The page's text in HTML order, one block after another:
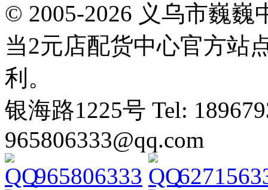
© 2005-2026 义乌市巍
当2元店配货中心官方站
利。
银海路1225号 Tel:
965806333@qq.com
965806333